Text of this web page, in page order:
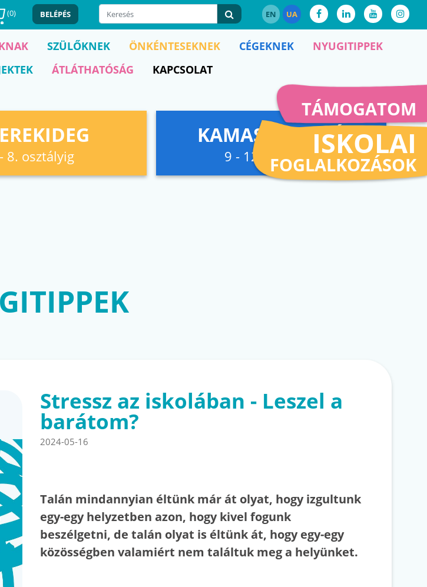
(0) BELÉPÉS EN UA
TÁMOGATOM
ISKOLAI
FOGLALKOZÁSOK
SZÜLŐKNEK ÖNKÉNTESEKNEK CÉGEKNEK
NYUGITIPPEK
ÁTLÁTHATÓSÁG KAPCSOLAT
8. osztályig
KAMASZFESZKÓ
9 - 12. osztályig
Stressz az iskolában - Leszel a
barátom?
2024-05-16
Talán mindannyian éltünk már át olyat, hogy izgultunk
egy-egy helyzetben azon, hogy kivel fogunk
beszélgetni, de talán olyat is éltünk át, hogy egy-egy
közösségben valamiért nem találtuk meg a helyünket.